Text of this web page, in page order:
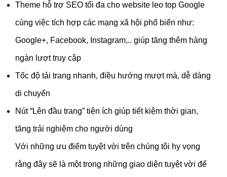
Theme hỗ trợ SEO tối đa cho website leo top Google
cùng việc tích hợp các mạng xã hội phổ biến như:
Google+, Facebook, Instagram,.. giúp tăng thêm hàng
ngàn lượt truy cập
Tốc độ tải trang nhanh, điều hướng mượt mà, dễ dàng
di chuyển
Nút “Lên đầu trang” tiện ích giúp tiết kiệm thời gian,
tăng trải nghiệm cho người dùng
Với những ưu điểm tuyệt vời trên chúng tôi hy vọng
rằng đây sẽ là một trong những giao diện tuyệt vời để